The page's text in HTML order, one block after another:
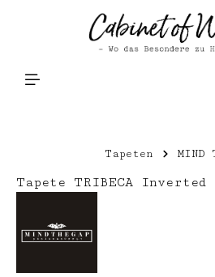
Zum Hauptinhalt springen
Tapeten MIND
Tapete TRIBECA Inverted